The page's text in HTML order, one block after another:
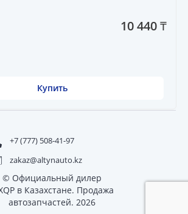
10 440 ₸
Купить
+7 (777) 508-41-97
zakaz@altynauto.kz
© Официальный дилер
в Казахстане. Продажа
автозапчастей. 2026